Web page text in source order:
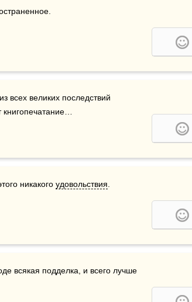
всех великих последствий
никакого удовольствия
всякая подделка, и всего лучше